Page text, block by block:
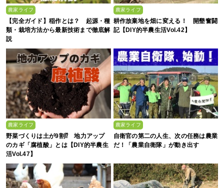
農家ライフ
【完全ガイド】稲作とは？ 起源・種
類・栽培方法から最新技術まで徹底解
説
農家ライフ
耕作放棄地を畑に変える！ 開墾奮闘
記【DIY的半農生活Vol.42】
農家ライフ
野菜づくりは土が9割⁉ 地力アップ
のカギ「腐植酸」とは【DIY的半農生
活Vol.47】
農家ライフ
自衛官の第二の人生、次の任務は農業
だ！「農業自衛隊」が動き出す